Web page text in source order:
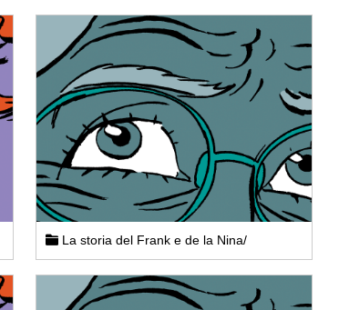
La storia del Frank e de la Nina/